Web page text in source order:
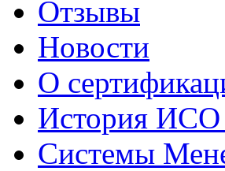
Отзывы
Новости
О
История ИСО
Системы